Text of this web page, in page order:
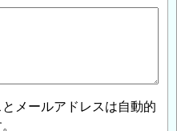
メールアドレスは自動的